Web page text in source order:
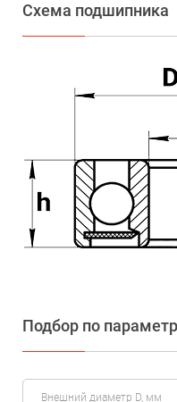
Схема подшипника
Подбор по